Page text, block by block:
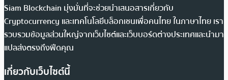
Siam Blockchain มุ่งมั่นที่จะช่วยนำเสนอสารเกี่ยวกับ
Cryptocurrency และเทคโนโลยีบล็อกเชนเพื่อคนไทย ในภาษาไทย เรา
รวบรวมข้อมูลส่วนใหญ่จากเว็บไซต์และเว็บบอร์ดต่างประเทศและนำมา
แปลส่งตรงถึงฟีดคุณ
เกี่ยวกับเว็บไซต์นี้